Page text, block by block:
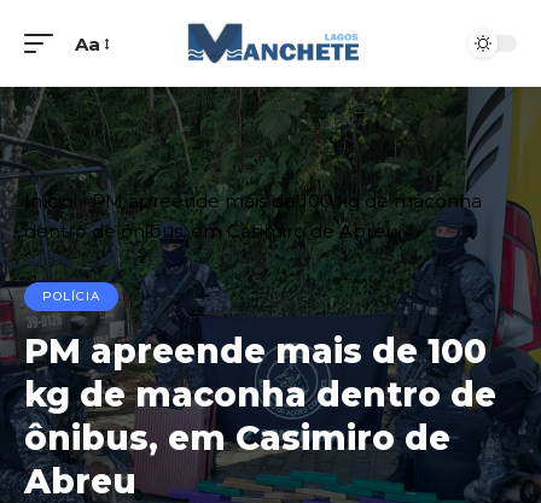
Aa
Início »PM apreende mais de 100 kg de maconha
dentro de ônibus, em Casimiro de Abreu
POLÍCIA
PM apreende mais de 100
kg de maconha dentro de
ônibus, em Casimiro de
Abreu